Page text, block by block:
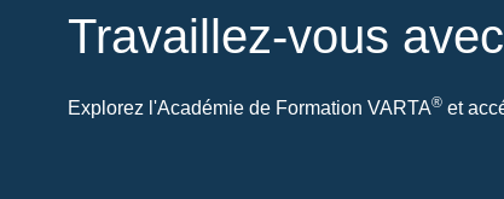
Travaillez-vous
Explorez l'Académie de Formation VARTA® et